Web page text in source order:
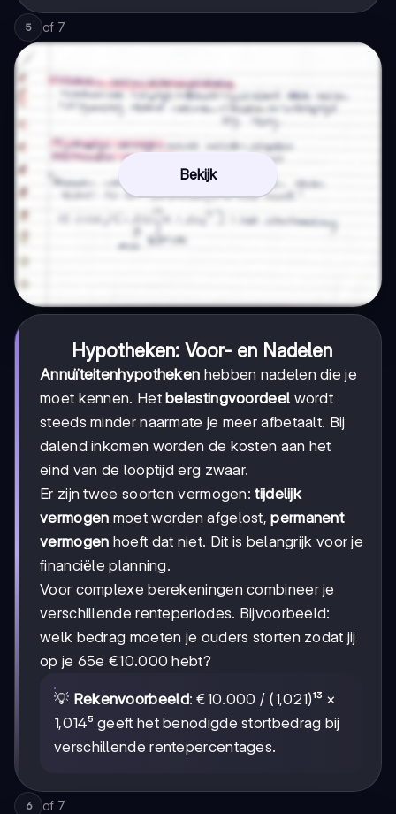
5 of 7
Bekijk
Hypotheken: Voor- en Nadelen
Annuïteitenhypotheken hebben nadelen die je
moet kennen. Hetbelastingvoordeel wordt
steeds minder naarmate je meer afbetaalt. Bij
dalend inkomen worden de kosten aan het
eind van de looptijd erg zwaar.
Er zijn twee soorten vermogen:tijdelijk
vermogen moet worden afgelost,permanent
vermogen hoeft dat niet. Dit is belangrijk voor je
financiële planning.
Voor complexe berekeningen combineer je
verschillende renteperiodes. Bijvoorbeeld:
welk bedrag moeten je ouders storten zodat jij
op je 65e €10.000 hebt?
💡 Rekenvoorbeeld: €10.000 / (1,021)¹³ ×
1,014⁵ geeft het benodigde stortbedrag bij
verschillende rentepercentages.
6 of 7